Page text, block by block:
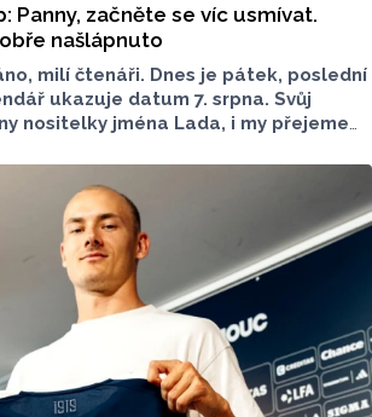
Panny, začněte se víc usmívat.
našlápnuto
milí čtenáři. Dnes je pátek, poslední
ukazuje datum 7. srpna. Svůj
nositelky jména Lada, i my přejeme